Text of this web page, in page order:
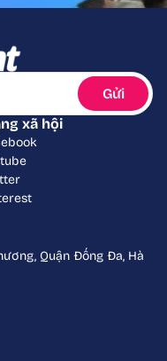
Gửi
Quận Đống Đa, Hà
xã hội